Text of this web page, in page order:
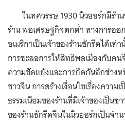
ในทศวรรษ 1930 นิวยอร์กมีร้
ร้าน พอเศรษฐกิจตกต่ำ ทางการอ
อเมริกาเป็นเจ้าของร้านซักรีดได้เ
การชะลอการให้สิทธิพลเมืองกับค
ความขัดแย้งและการกีดกันอีกช่วง
ชาวจีน การสร้างเงื่อนไขเรื่องความ
ธรรมเนียมของร้านที่มีเจ้าของเป็น
ของร้านซักรีดจีนในนิวยอร์กเป็นจำ